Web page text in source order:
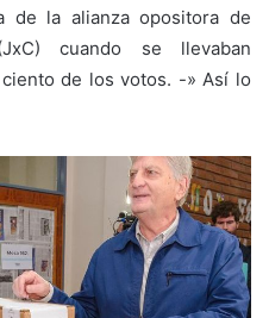
de la alianza opositora de
cuando se llevaban
de los votos. -» Así lo